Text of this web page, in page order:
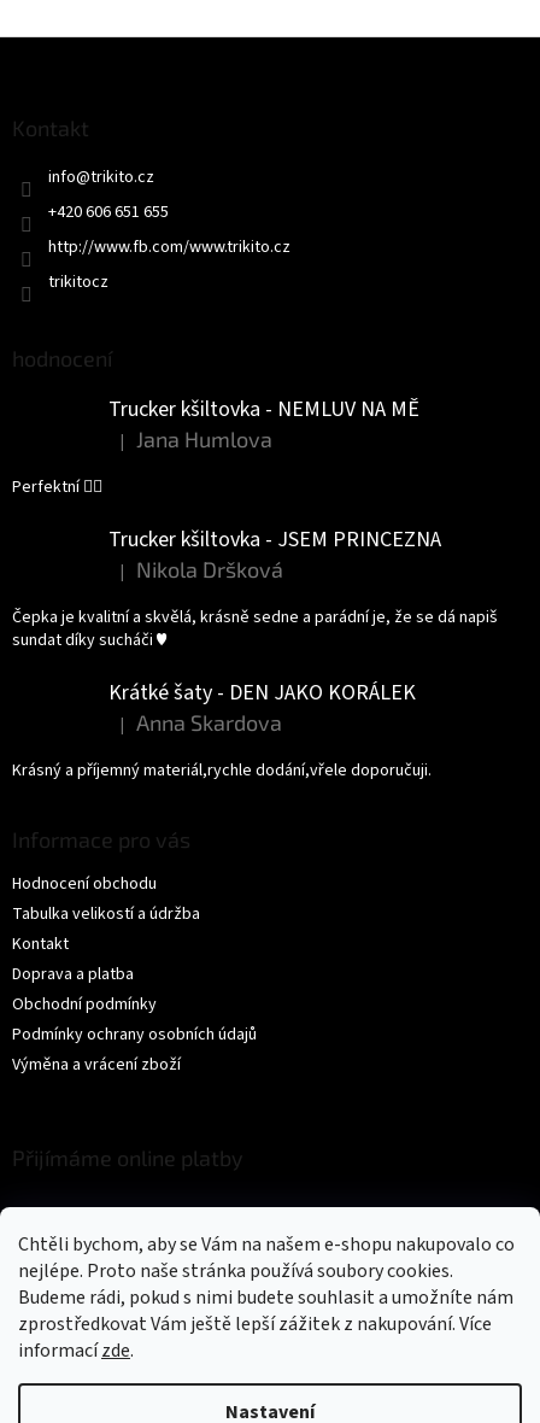
Chtěli bychom, aby se Vám na našem e-shopu nakupovalo co
nejlépe. Proto naše stránka používá soubory cookies.
Budeme rádi, pokud s nimi budete souhlasit a umožníte nám
zprostředkovat Vám ještě lepší zážitek z nakupování.Více
informacízde.
Nastavení
Kontakt
info@trikito.cz
+420 606 651 655
http://www.fb.com/www.trikito.cz
trikitocz
hodnocení
Trucker kšiltovka - NEMLUV NA MĚ
Hodnocení produktu je 5 z 5 hvězdiček.
| Jana Humlova
Perfektní 👌🏻
Trucker kšiltovka - JSEM PRINCEZNA
Hodnocení produktu je 5 z 5 hvězdiček.
| Nikola Dršková
Čepka je kvalitní a skvělá, krásně sedne a parádní je, že se dá napiš
sundat díky sucháči ♥️
Krátké šaty - DEN JAKO KORÁLEK
Hodnocení produktu je 5 z 5 hvězdiček.
| Anna Skardova
Krásný a příjemný materiál,rychle dodání,vřele doporučuji.
Informace pro vás
Hodnocení obchodu
Tabulka velikostí a údržba
Kontakt
Doprava a platba
Obchodní podmínky
Podmínky ochrany osobních údajů
Výměna a vrácení zboží
Přijímáme online platby
Vytvořil Shoptet
. Všechna práva vyhrazena.